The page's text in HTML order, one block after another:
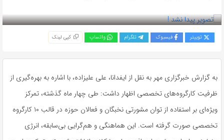
توییتر فیسبوک تلگرام واتساپ کپی لینک
به گزارش خبرگزاری مهر به نقل از ایفدانا، علی علیزاده، با اشاره به بهره‌گیری از
ظرفیت کارگروه‌های تخصصی اظهار داشت: طی چهار ماه گذشته، تمرکز
ویژه‌ای بر استفاده از توان مشورتی نخبگان و فعالان حوزه در قالب ۱۰ کارگروه
تخصصی صورت گرفته است. این هماهنگی و هم‌گرایی بی‌سابقه، انرژی